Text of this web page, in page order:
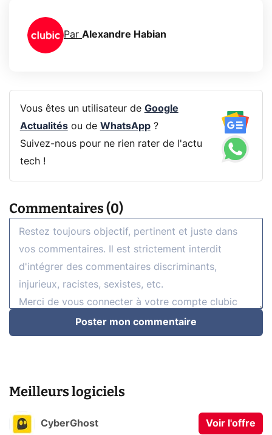
Par Alexandre Habian
Vous êtes un utilisateur de Google
Actualitésou de WhatsApp?
Suivez-nous pour ne rien rater de l'actu
tech !
Commentaires (0)
Poster mon commentaire
Meilleurs logiciels
CyberGhost Voir l'offre